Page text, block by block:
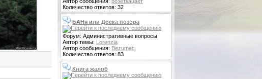
Количество ответов: 32
БАНя или Доска позора
Форум: Административные вопросы
Автор темы: Lorenzia
Автор сообщения: Bezumec
Количество ответов: 83
Книга жалоб